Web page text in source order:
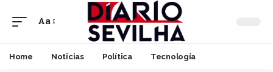
Font
Resizer
Aa
Home Noticias Política Tecnología